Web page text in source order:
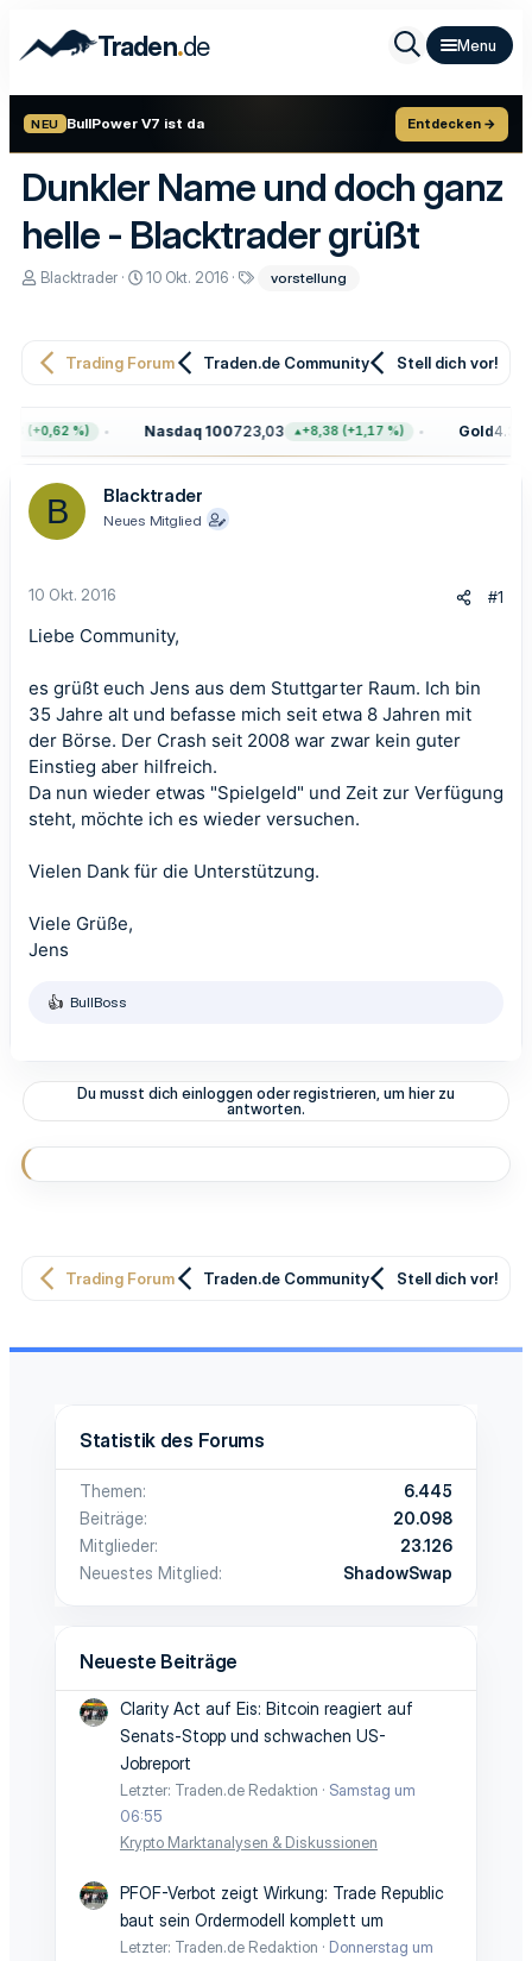
Traden.de
NEU BullPower V7 ist da Entdecken →
Dunkler Name und doch ganz
helle - Blacktrader grüßt
E
l
r
Blacktrader
E
l
a
10 Okt. 2016
g
r
vorstellung
Trading Forum Traden.de Community Stell dich vor!
(+0,62 %) Nasdaq 100723,03 +8,38 (+1,17 %) Gold
B Blacktrader
Neues Mitglied
10 Okt. 2016 #1
Liebe Community,
es grüßt euch Jens aus dem Stuttgarter Raum. Ich bin
35 Jahre alt und befasse mich seit etwa 8 Jahren mit
der Börse. Der Crash seit 2008 war zwar kein guter
Einstieg aber hilfreich.
Da nun wieder etwas "Spielgeld" und Zeit zur Verfügung
steht, möchte ich es wieder versuchen.
Vielen Dank für die Unterstützung.
Viele Grüße,
Jens
R
t
o
n
n
BullBoss
Du musst dich einloggen oder registrieren, um hier zu
antworten.
Trading Forum Traden.de Community Stell dich vor!
Statistik des Forums
Themen
6.445
Beiträge
20.098
Mitglieder
23.126
Neuestes Mitglied
ShadowSwap
Neueste Beiträge
Clarity Act auf Eis: Bitcoin reagiert auf
Senats-Stopp und schwachen US-
Jobreport
Letzter: Traden.de Redaktion
Samstag um
06:55
Krypto Marktanalysen & Diskussionen
PFOF-Verbot zeigt Wirkung: Trade Republic
baut sein Ordermodell komplett um
Letzter: Traden.de Redaktion
Donnerstag um